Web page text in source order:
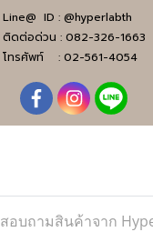
Line@ ID : @hyperlabth
ติดต่อด่วน : 082-326-1663
โทรศัพท์ : 02-561-4054
สอบถามสินค้าจาก